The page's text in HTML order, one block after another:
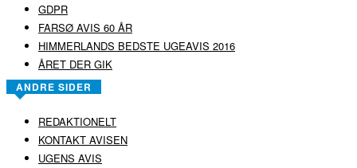
GDPR
FARSØ AVIS 60 ÅR
HIMMERLANDS BEDSTE UGEAVIS 2016
ÅRET DER GIK
ANDRE SIDER
REDAKTIONELT
KONTAKT AVISEN
UGENS AVIS